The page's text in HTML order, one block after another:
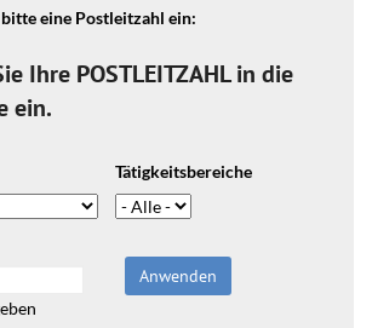
bitte eine Postleitzahl ein:
Ihre POSTLEITZAHL in die
ein.
Tätigkeitsbereiche